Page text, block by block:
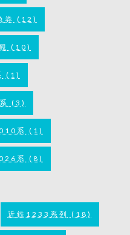
券 (12)
(10)
(1)
(3)
系 (1)
系 (8)
近鉄1233系列 (18)